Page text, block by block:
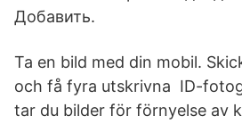
Добавить.
Ta en bild med din mobil.
och få fyra utskrivna ID-
tar du bilder för förnyelse av